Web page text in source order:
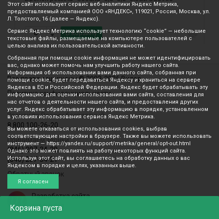
Корзина пуста
В корзину
Все права защищены © 2003-2026 Вилор
Политика конфиденциальности
Звонок по России бесплатный
8 800 100-26-20
Принимаем звонки
(846) 207-34-20
(846) 207-34-21
Обратный звонок
Разработка сайта
mediaidea
Этот сайт использует сервис веб-аналитики Яндекс Метрика,
предоставляемый компанией ООО «ЯНДЕКС», 119021, Россия, Москва, ул.
Л. Толстого, 16 (далее — Яндекс).
Сервис Яндекс Метрика использует технологию “cookie” — небольшие
текстовые файлы, размещаемые на компьютере пользователей с
целью анализа их пользовательской активности.
Собранная при помощи cookie информация не может идентифицировать
вас, однако может помочь нам улучшить работу нашего сайта.
Информация об использовании вами данного сайта, собранная при
помощи cookie, будет передаваться Яндексу и храниться на сервере
Яндекса в ЕС и Российской Федерации. Яндекс будет обрабатывать эту
информацию для оценки использования вами сайта, составления для
нас отчетов о деятельности нашего сайта, и предоставления других
услуг. Яндекс обрабатывает эту информацию в порядке, установленном
в условиях использования сервиса Яндекс Метрика.
Вы можете отказаться от использования cookies, выбрав
соответствующие настройки в браузере. Также вы можете использовать
инструмент — https://yandex.ru/support/metrika/general/opt-out.html
Однако это может повлиять на работу некоторых функций сайта.
Используя этот сайт, вы соглашаетесь на обработку данных о вас
Яндексом в порядке и целях, указанных выше.
Я согласен